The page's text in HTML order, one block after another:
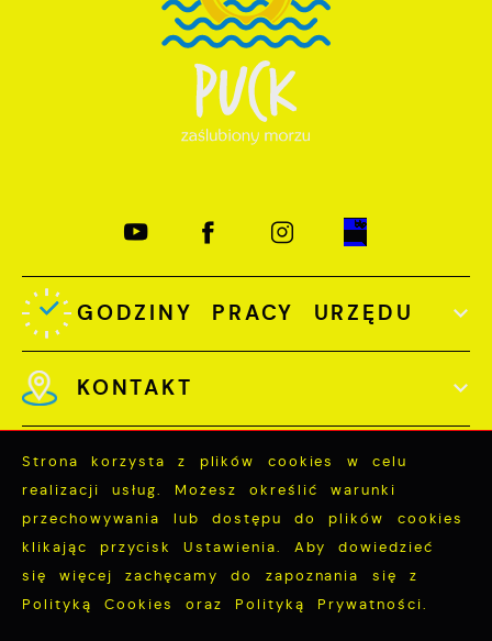
GODZINY PRACY URZĘDU
KONTAKT
Odwiedzin: 3779150
Online: 277
Strona korzysta z plików cookies w celu
realizacji usług. Możesz określić warunki
przechowywania lub dostępu do plików cookies
klikając przycisk Ustawienia. Aby dowiedzieć
się więcej zachęcamy do zapoznania się z
Polityką Cookies oraz Polityką Prywatności.